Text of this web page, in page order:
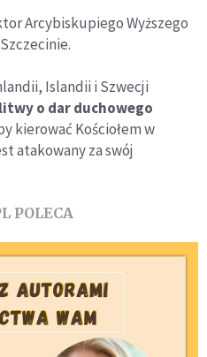
Arcybiskupiego Wyższego
Islandii i Szwecji
o dar duchowego
kierować Kościołem w
atakowany za swój
POLECA